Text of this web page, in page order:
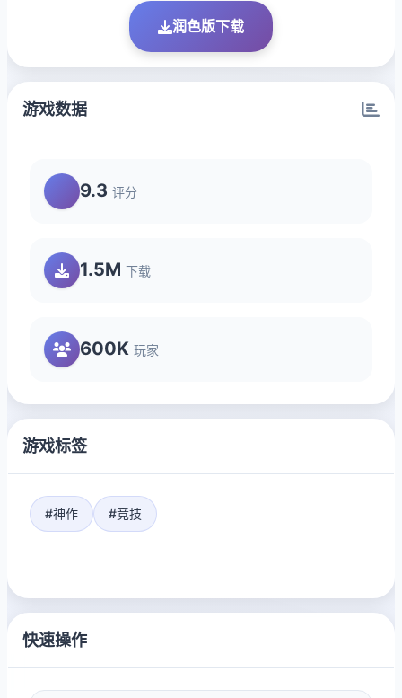
润色版下载
游戏数据
9.3 评分
1.5M 下载
600K 玩家
游戏标签
#神作 #竞技
快速操作